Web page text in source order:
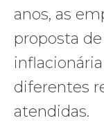
anos, as
proposta
diferentes
atendidas.